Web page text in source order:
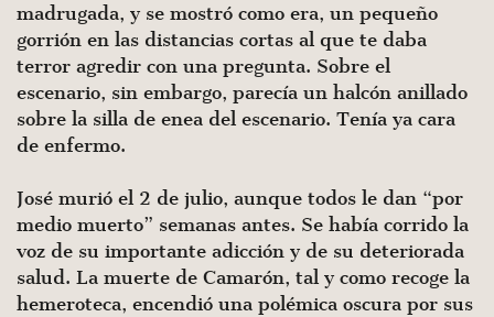
madrugada, y se mostró como era, un pequeño
gorrión en las distancias cortas al que te daba
terror agredir con una pregunta. Sobre el
escenario, sin embargo, parecía un halcón anillado
sobre la silla de enea del escenario. Tenía ya cara
de enfermo.
José murió el 2 de julio, aunque todos le dan “por
medio muerto” semanas antes. Se había corrido la
voz de su importante adicción y de su deteriorada
salud. La muerte de Camarón, tal y como recoge la
hemeroteca, encendió una polémica oscura por sus